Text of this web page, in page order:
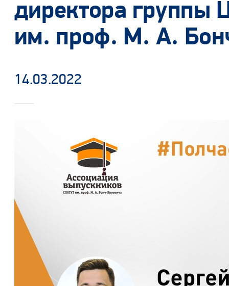
директора группы
им. проф. М. А.
14.03.2022